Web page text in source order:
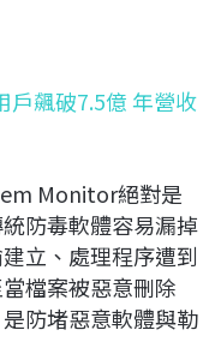
戶飆破7.5億 年營收
Monitor絕對是
防毒軟體容易漏掉
立、處理程序遭到
檔案被惡意刪除
防堵惡意軟體與勒